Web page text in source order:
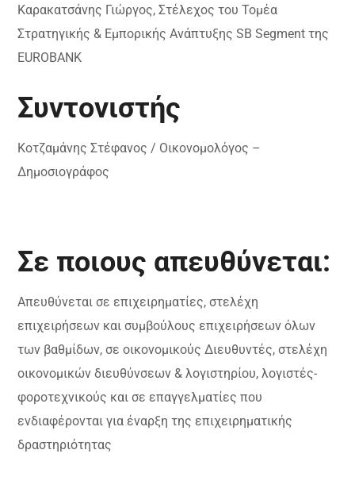
Καρακατσάνης Γιώργος, Στέλεχος του Τομέα
Στρατηγικής & Εμπορικής Ανάπτυξης SB Segment της
EUROBANK
Συντονιστής
Κοτζαμάνης Στέφανος / Οικονομολόγος –
Δημοσιογράφος
Σε ποιους απευθύνεται:
Απευθύνεται σε επιχειρηματίες, στελέχη
επιχειρήσεων και συμβούλους επιχειρήσεων όλων
των βαθμίδων, σε οικονομικούς Διευθυντές, στελέχη
οικονομικών διευθύνσεων & λογιστηρίου, λογιστές-
φοροτεχνικούς και σε επαγγελματίες που
ενδιαφέρονται για έναρξη της επιχειρηματικής
δραστηριότητας